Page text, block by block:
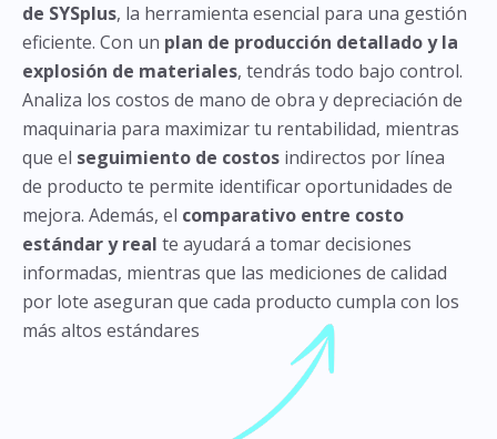
de SYSplus, la herramienta esencial para una gestión
eficiente. Con un plan de producción detallado y la
explosión de materiales, tendrás todo bajo control.
Analiza los costos de mano de obra y depreciación de
maquinaria para maximizar tu rentabilidad, mientras
que el seguimiento de costos indirectos por línea
de producto te permite identificar oportunidades de
mejora. Además, el comparativo entre costo
estándar y real te ayudará a tomar decisiones
informadas, mientras que las mediciones de calidad
por lote aseguran que cada producto cumpla con los
más altos estándares